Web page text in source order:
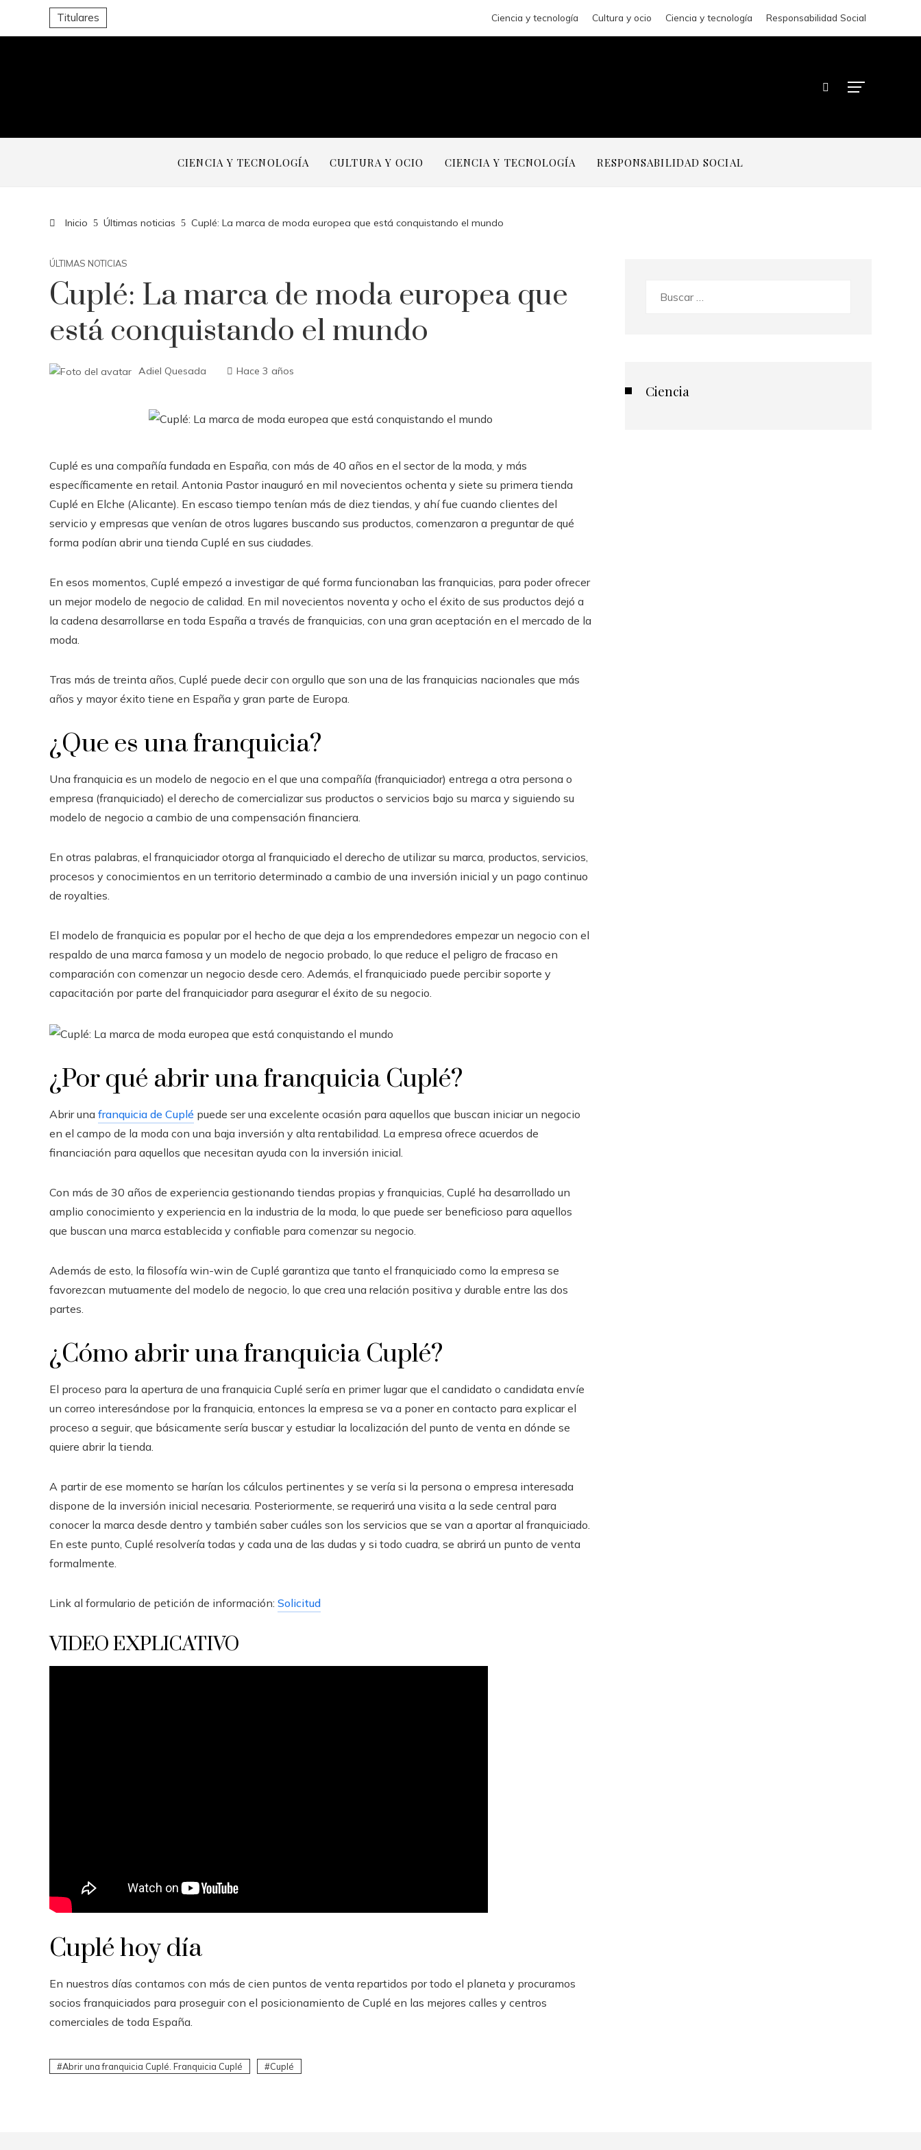
Titulares Ciencia y tecnología Cultura y ocio Ciencia y tecnología Responsabilidad Social
CIENCIA Y TECNOLOGÍA CULTURA Y OCIO CIENCIA Y TECNOLOGÍA RESPONSABILIDAD SOCIAL
Inicio Últimas noticias Cuplé: La marca de moda europea que está conquistando el mundo
ÚLTIMAS NOTICIAS
Cuplé: La marca de moda europea que
está conquistando el mundo
Adiel Quesada Hace 3 años
Cuplé es una compañía fundada en España, con más de 40 años en el sector de la moda, y más
específicamente en retail. Antonia Pastor inauguró en mil novecientos ochenta y siete su primera tienda
Cuplé en Elche (Alicante). En escaso tiempo tenían más de diez tiendas, y ahí fue cuando clientes del
servicio y empresas que venían de otros lugares buscando sus productos, comenzaron a preguntar de qué
forma podían abrir una tienda Cuplé en sus ciudades.
En esos momentos, Cuplé empezó a investigar de qué forma funcionaban las franquicias, para poder ofrecer
un mejor modelo de negocio de calidad. En mil novecientos noventa y ocho el éxito de sus productos dejó a
la cadena desarrollarse en toda España a través de franquicias, con una gran aceptación en el mercado de la
moda.
Tras más de treinta años, Cuplé puede decir con orgullo que son una de las franquicias nacionales que más
años y mayor éxito tiene en España y gran parte de Europa.
¿Que es una franquicia?
Una franquicia es un modelo de negocio en el que una compañía (franquiciador) entrega a otra persona o
empresa (franquiciado) el derecho de comercializar sus productos o servicios bajo su marca y siguiendo su
modelo de negocio a cambio de una compensación financiera.
En otras palabras, el franquiciador otorga al franquiciado el derecho de utilizar su marca, productos, servicios,
procesos y conocimientos en un territorio determinado a cambio de una inversión inicial y un pago continuo
de royalties.
El modelo de franquicia es popular por el hecho de que deja a los emprendedores empezar un negocio con el
respaldo de una marca famosa y un modelo de negocio probado, lo que reduce el peligro de fracaso en
comparación con comenzar un negocio desde cero. Además, el franquiciado puede percibir soporte y
capacitación por parte del franquiciador para asegurar el éxito de su negocio.
¿Por qué abrir una franquicia Cuplé?
Abrir una franquicia de Cuplé puede ser una excelente ocasión para aquellos que buscan iniciar un negocio
en el campo de la moda con una baja inversión y alta rentabilidad. La empresa ofrece acuerdos de
financiación para aquellos que necesitan ayuda con la inversión inicial.
Con más de 30 años de experiencia gestionando tiendas propias y franquicias, Cuplé ha desarrollado un
amplio conocimiento y experiencia en la industria de la moda, lo que puede ser beneficioso para aquellos
que buscan una marca establecida y confiable para comenzar su negocio.
Además de esto, la filosofía win-win de Cuplé garantiza que tanto el franquiciado como la empresa se
favorezcan mutuamente del modelo de negocio, lo que crea una relación positiva y durable entre las dos
partes.
¿Cómo abrir una franquicia Cuplé?
El proceso para la apertura de una franquicia Cuplé sería en primer lugar que el candidato o candidata envíe
un correo interesándose por la franquicia, entonces la empresa se va a poner en contacto para explicar el
proceso a seguir, que básicamente sería buscar y estudiar la localización del punto de venta en dónde se
quiere abrir la tienda.
A partir de ese momento se harían los cálculos pertinentes y se vería si la persona o empresa interesada
dispone de la inversión inicial necesaria. Posteriormente, se requerirá una visita a la sede central para
conocer la marca desde dentro y también saber cuáles son los servicios que se van a aportar al franquiciado.
En este punto, Cuplé resolvería todas y cada una de las dudas y si todo cuadra, se abrirá un punto de venta
formalmente.
Link al formulario de petición de información: Solicitud
VIDEO EXPLICATIVO
Cuplé hoy día
En nuestros días contamos con más de cien puntos de venta repartidos por todo el planeta y procuramos
socios franquiciados para proseguir con el posicionamiento de Cuplé en las mejores calles y centros
comerciales de toda España.
Abrir una franquicia Cuplé. Franquicia Cuplé Cuplé
Ciencia